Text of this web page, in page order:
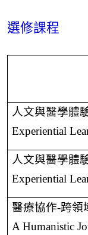
選修課程
人文與醫學體
Experiential
人文與醫學體
Experiential
醫療協作-跨領
A Humanistic